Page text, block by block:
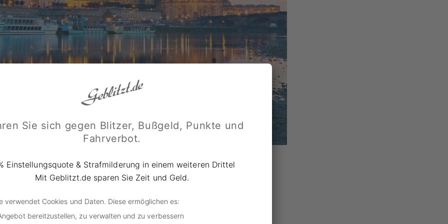
deckt auf: Rekordjahr für Dresdens
verzeichnete im vergangenen Jahr Rekord-Einnahmen durch
Sie sich gegen Blitzer, Bußgeld, Punkte und
Fahrverbot.
Einstellungsquote & Strafmilderung in einem weiteren Drittel
Mit Geblitzt.de sparen Sie Zeit und Geld.
verwendet Cookies und Daten. Diese ermöglichen es:
bereitzustellen, zu verwalten und zu verbessern